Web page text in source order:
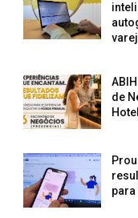
de
para